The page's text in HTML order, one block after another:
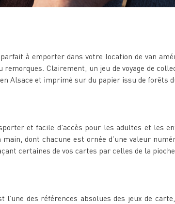
à emporter dans votre location de van
remorques. Clairement, un jeu de voyage de
Alsace et imprimé sur du papier issu de forêts
et facile d’accès pour les adultes et les
dont chacune est ornée d’une valeur
certaines de vos cartes par celles de la pioche
des références absolues des jeux de